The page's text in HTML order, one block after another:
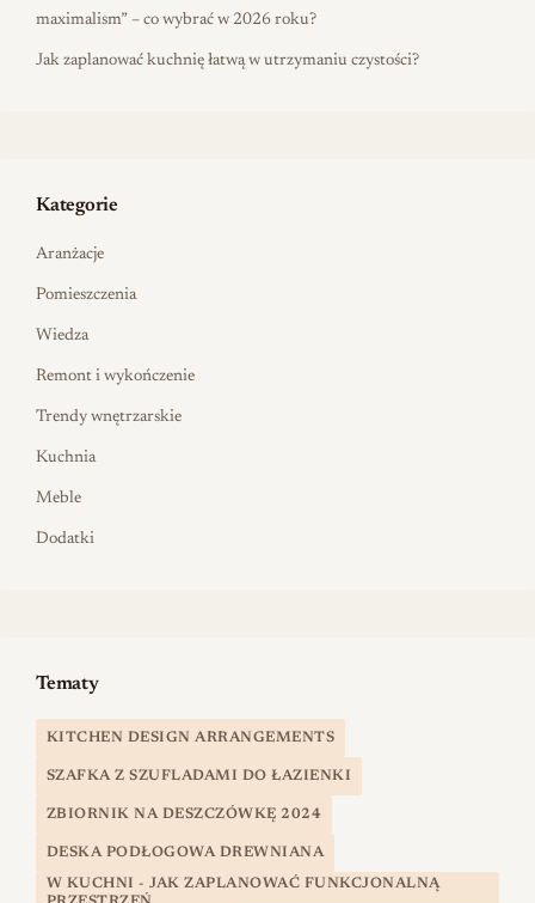
maximalism” – co wybrać w 2026 roku?
Jak zaplanować kuchnię łatwą w utrzymaniu czystości?
Kategorie
Aranżacje
Pomieszczenia
Wiedza
Remont i wykończenie
Trendy wnętrzarskie
Kuchnia
Meble
Dodatki
Tematy
KITCHEN DESIGN ARRANGEMENTS
SZAFKA Z SZUFLADAMI DO ŁAZIENKI
ZBIORNIK NA DESZCZÓWKĘ 2024
DESKA PODŁOGOWA DREWNIANA
W KUCHNI - JAK ZAPLANOWAĆ FUNKCJONALNĄ